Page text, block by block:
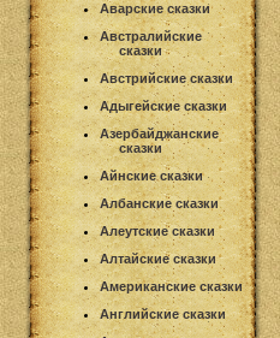
Аварские сказки
Австралийские
сказки
Австрийские сказки
Адыгейские сказки
Азербайджанские
сказки
Айнские сказки
Албанские сказки
Алеутские сказки
Алтайские сказки
Американские сказки
Английские сказки